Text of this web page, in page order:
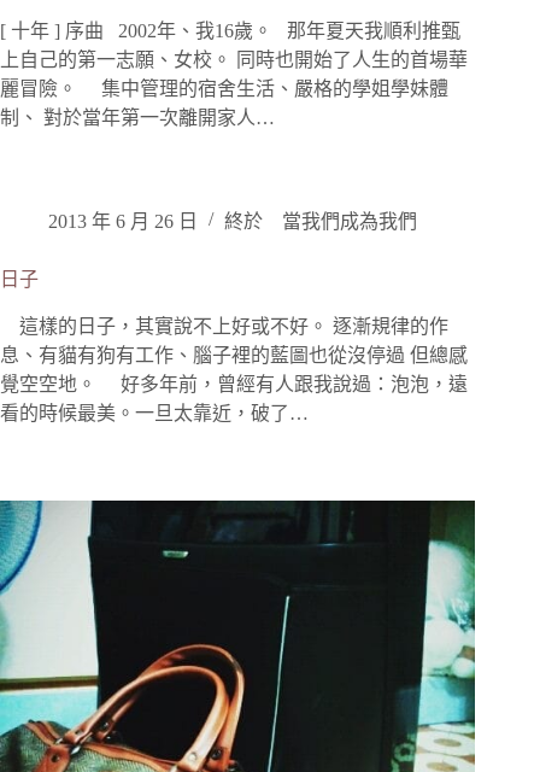
[ 十年 ] 序曲 2002年、我16歲。 那年夏天我順利推甄
上自己的第一志願、女校。 同時也開始了人生的首場華
麗冒險。 集中管理的宿舍生活、嚴格的學姐學妹體
制、 對於當年第一次離開家人…
2013 年 6 月 26 日 終於 當我們成為我們
日子
這樣的日子，其實說不上好或不好。 逐漸規律的作
息、有貓有狗有工作、腦子裡的藍圖也從沒停過 但總感
覺空空地。 好多年前，曾經有人跟我說過：泡泡，遠
看的時候最美。一旦太靠近，破了…